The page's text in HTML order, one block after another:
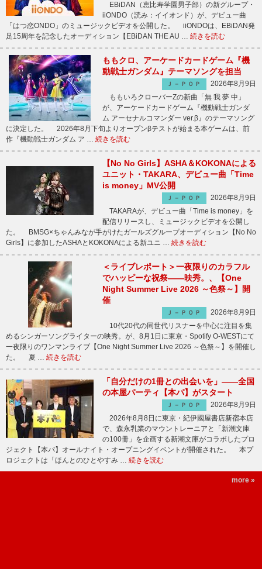
EBiDAN（恵比寿学園男子部）の新グループ・
iiONDO（読み：イイオンド）が、デビュー曲
「はつ恋ONDO」のミュージックビデオを公開した。 iiONDOは、EBiDAN発
足15周年を記念したオーディション【EBiDAN THE AU … 続きを読む
ももクロ、アーケードカードゲーム『機
動戦士ガンダム』テーマソングを担当
Ｊ－ＰＯＰ
2026年8月9日
ももいろクローバーZの新曲「無 我 夢 中」
が、アーケードカードゲーム『機動戦士ガンダ
ム アーセナルコマンダー ver.β』のテーマソング
に決定した。 2026年8月下旬よりオープンβテストが始まる本ゲームは、前
作『機動戦士ガンダム ア … 続きを読む
【No No Girls】ASHA＆KOKONAによる
ユニット・TAKARA、デビュー曲「Time
is money」MV公開
Ｊ－ＰＯＰ
2026年8月9日
TAKARAが、デビュー曲「Time is money」を
配信リリースし、ミュージックビデオを公開し
た。 BMSG×ちゃんみなが手がけたガールズグループオーディション【No No
Girls】に参加したASHAとKOKONAによる新ユニ … 続きを読む
＜ライブレポート＞一夜限りのカラフル
でハッピーな祝祭――映秀。、【One
Night Summer Live 2026 ～色祭～】開
催
Ｊ－ＰＯＰ
2026年8月9日
10代20代の同世代リスナーを中心に注目を集
めるシンガーソングライターの映秀。が、8月1日に東京・Spotify O-WESTにて
一夜限りのワンマンライブ【One Night Summer Live 2026 ～色祭～】を開催し
た。 夏 … 続きを読む
「自分だけの1冊との出会いを」――全国
の本屋パーティ【本パ】がスタート
Ｊ－ＰＯＰ
2026年8月9日
2026年8月8日に東京・紀伊國屋書店新宿本店
で、森永乳業のマウントレーニアと「新潮文庫
の100冊」を企画する新潮文庫がコラボしたプロ
ジェクト【本パ】オールナイト・オープニングイベントが開催された。 本プ
ロジェクトは「ほんとのひとやすみ … 続きを読む
more »